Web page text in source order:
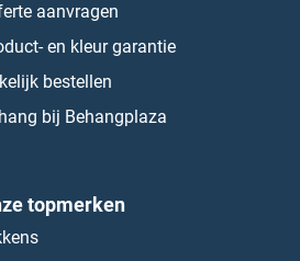
aanvragen
en kleur garantie
bestellen
bij Behangplaza
topmerken